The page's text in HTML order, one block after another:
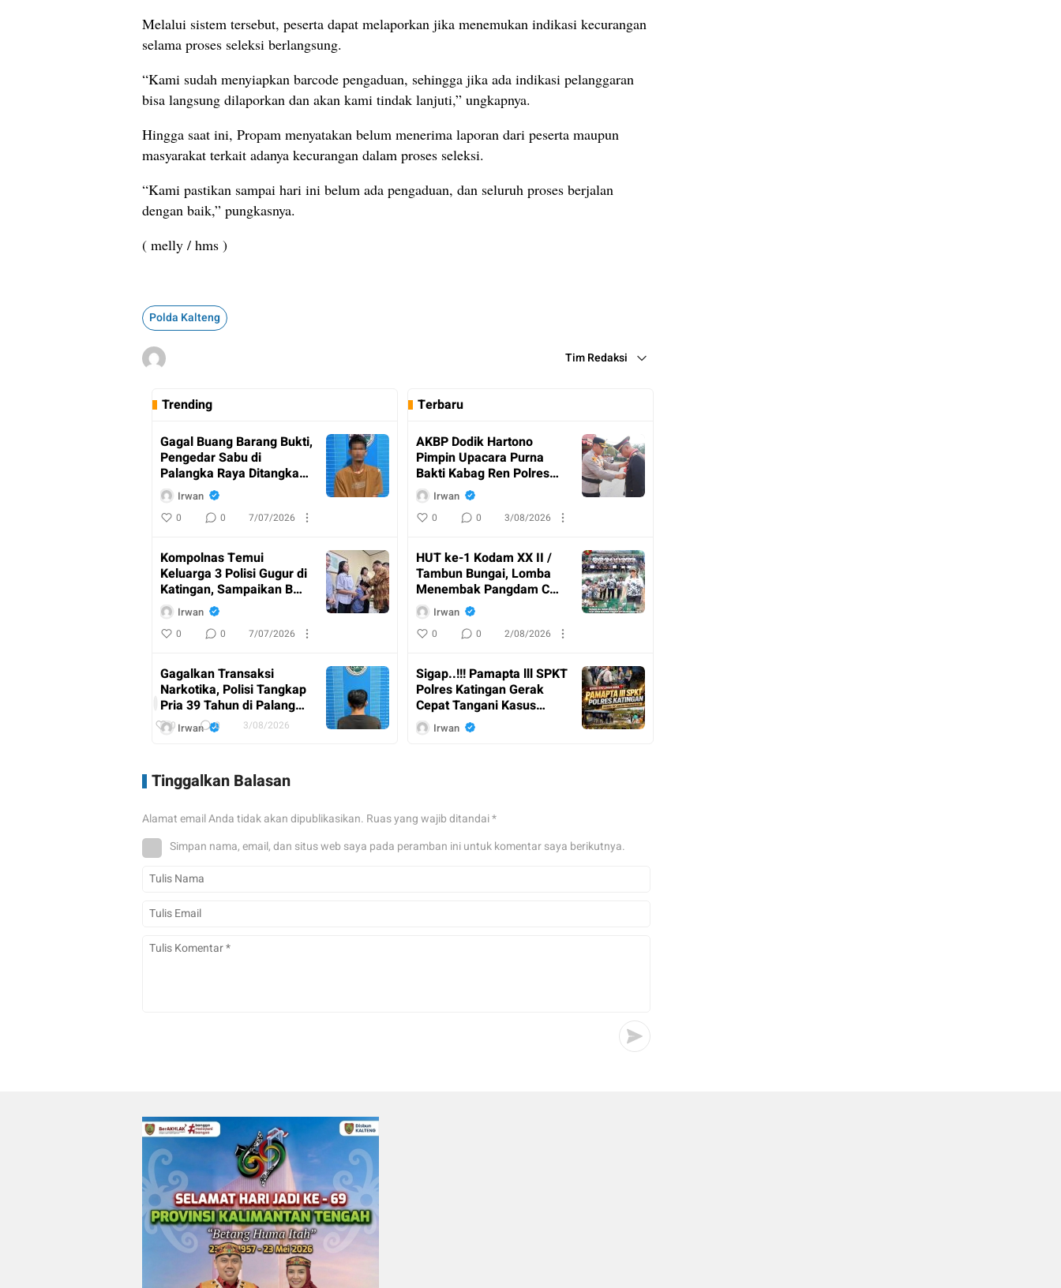
Melalui sistem tersebut, peserta dapat melaporkan jika menemukan indikasi kecurangan
selama proses seleksi berlangsung.
“Kami sudah menyiapkan barcode pengaduan, sehingga jika ada indikasi pelanggaran
bisa langsung dilaporkan dan akan kami tindak lanjuti,” ungkapnya.
Hingga saat ini, Propam menyatakan belum menerima laporan dari peserta maupun
masyarakat terkait adanya kecurangan dalam proses seleksi.
“Kami pastikan sampai hari ini belum ada pengaduan, dan seluruh proses berjalan
dengan baik,” pungkasnya.
( melly / hms )
Polda Kalteng
Tim Redaksi
AKBP
Hartono
Pimpin
Upacara
Purna
Ren
Katingan
I
r
w
a
0 0 3/08/2026
Trending
Gagal Buang Barang Bukti,
Pengedar Sabu di
Palangka Raya Ditangkap
PolisiIrwan
0 0 7/07/2026
Kompolnas Temui
Keluarga 3 Polisi Gugur di
Katingan, Sampaikan Bela
Sungkawa
Irwan
0 0 7/07/2026
Gagalkan Transaksi
Narkotika, Polisi Tangkap
Pria 39 Tahun di Palangka
RayaIrwan
Gubernur Kalteng dan
Bergilir Turnamen Voli
Kapolda Cup
Irwan
Pangdam XX II / TB Tinjau
Posko Karhutla Pusdalops
Terbaru
AKBP Dodik Hartono
Pimpin Upacara Purna
Bakti Kabag Ren Polres
Katingan
Irwan
0 0 3/08/2026
HUT ke-1 Kodam XX II /
Tambun Bungai, Lomba
Menembak Pangdam Cup
Resmi Ditutup
Irwan
0 0 2/08/2026
Sigap..!!! Pamapta lll SPKT
Polres Katingan Gerak
Cepat Tangani Kasus
Penganiayaan
Irwan
Menkopolkam RI Kunker
ke Kalimantan Tengah
Irwan
Tinggalkan Balasan
Alamat email Anda tidak akan dipublikasikan. Ruas yang wajib ditandai*
Simpan nama, email, dan situs web saya pada peramban ini untuk komentar saya berikutnya.